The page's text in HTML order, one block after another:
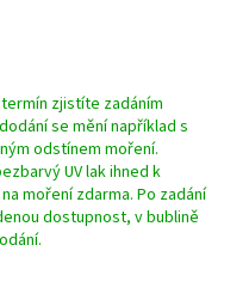
termín zjistíte zadáním
se mění například s
odstínem moření.
UV lak ihned k
moření zdarma. Po zadání
dostupnost, v bublině